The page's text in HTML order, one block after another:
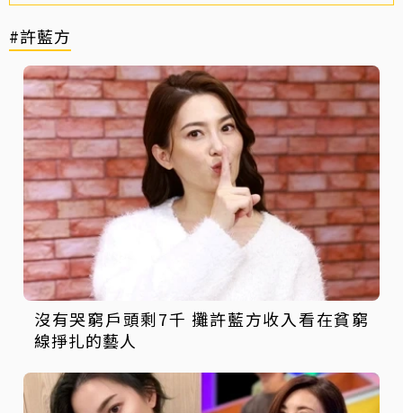
#許藍方
沒有哭窮戶頭剩7千 攤許藍方收入看在貧窮
線掙扎的藝人